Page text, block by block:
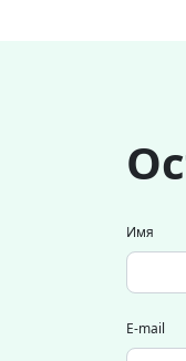
Имя
E-mail